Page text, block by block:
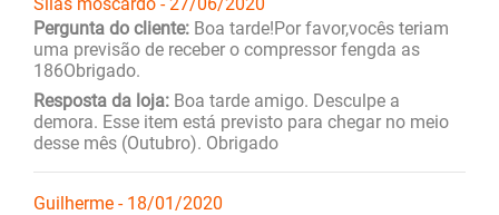
Pergunta do cliente: Boa tarde!Por favor,vocês teriam
uma previsão de receber o compressor fengda as
186Obrigado.
Resposta da loja: Boa tarde amigo. Desculpe a
demora. Esse item está previsto para chegar no meio
desse mês (Outubro). Obrigado
Guilherme - 18/01/2020